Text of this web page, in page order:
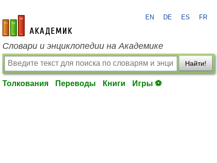
academic.ru
EN DE ES FR
Словари и энциклопедии на Академике
Найти!
Толкования Переводы Книги Игры ⚽